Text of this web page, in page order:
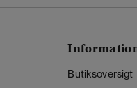
Butiksoversigt